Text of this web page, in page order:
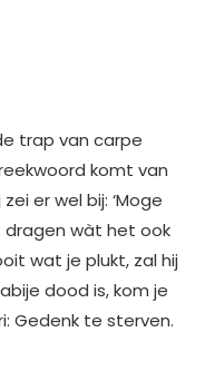
trap van carpe
komt van
er wel bij: ‘Moge
dragen wàt het ook
wat je plukt, zal hij
dood is, kom je
Gedenk te sterven.